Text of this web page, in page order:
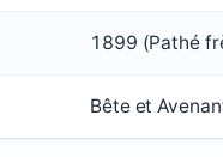
1899 (Pathé
Bête et